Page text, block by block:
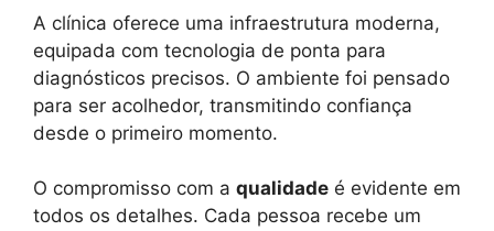
A clínica oferece uma infraestrutura moderna,
equipada com tecnologia de ponta para
diagnósticos precisos. O ambiente foi pensado
para ser acolhedor, transmitindo confiança
desde o primeiro momento.
O compromisso com a qualidade é evidente em
todos os detalhes. Cada pessoa recebe um